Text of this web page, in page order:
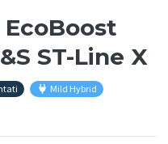
EcoBoost
ST-Line X
Mild Hybrid